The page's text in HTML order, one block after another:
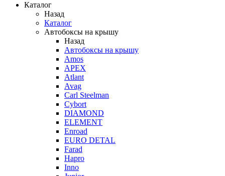
Каталог
Назад
Каталог
Автобоксы на крышу
Назад
Автобоксы на крышу
Amos
APEX
Atlant
Avag
Carl Steelman
Cybort
DIAMOND
ELEMENT
Enroad
EURO DETAL
Farad
Hapro
Inno